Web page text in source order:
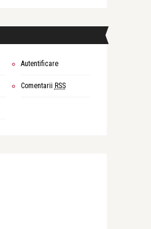
Autentificare
Comentarii RSS